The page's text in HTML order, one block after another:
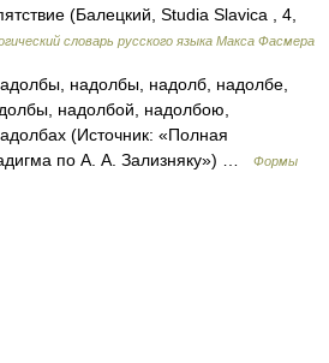
(Балецкий, Studiа Slavica , 4,
словарь русского языка Макса Фасмера
надолбы, надолб, надолбе,
надолбой, надолбою,
(Источник: «Полная
по А. А. Зализняку») …
Формы